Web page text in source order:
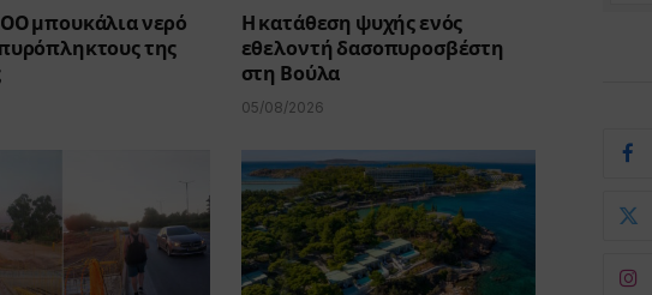
μπουκάλια νερό
της
Η κατάθεση ψυχής ενός
εθελοντή δασοπυροσβέστη
στη Βούλα
05/08/2026